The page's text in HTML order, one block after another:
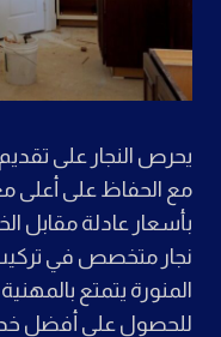
يحرص النجار على
مع الحفاظ على أعلى
بأسعار عادلة مقابل
نجار متخصص في تركيب
المنورة يتمتع
للحصول على أفضل